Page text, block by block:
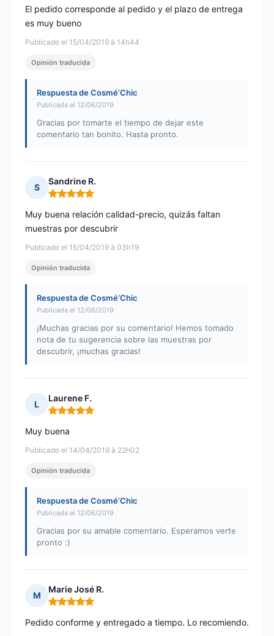
Publicado el 15/04/2019 à 14h44
El pedido corresponde al pedido y el plazo de entrega
es muy bueno
Opinión traducida
Respuesta de Cosmé’Chic
Publicada el 12/06/2019
Gracias por tomarte el tiempo de dejar este
comentario tan bonito. Hasta pronto.
S
Sandrine R.
Nota: 5 de 5
Publicado el 15/04/2019 à 03h19
Muy buena relación calidad-precio, quizás faltan
muestras por descubrir
Opinión traducida
Respuesta de Cosmé’Chic
Publicada el 12/06/2019
¡Muchas gracias por su comentario! Hemos tomado
nota de tu sugerencia sobre las muestras por
descubrir, ¡muchas gracias!
L
Laurene F.
Nota: 5 de 5
Publicado el 14/04/2019 à 22h02
Muy buena
Opinión traducida
Respuesta de Cosmé’Chic
Publicada el 12/06/2019
Gracias por su amable comentario. Esperamos verte
pronto :)
M
Marie José R.
Nota: 5 de 5
Pedido conforme y entregado a tiempo. Lo recomiendo.